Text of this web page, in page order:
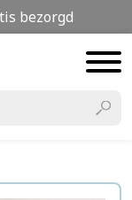
bezorgd